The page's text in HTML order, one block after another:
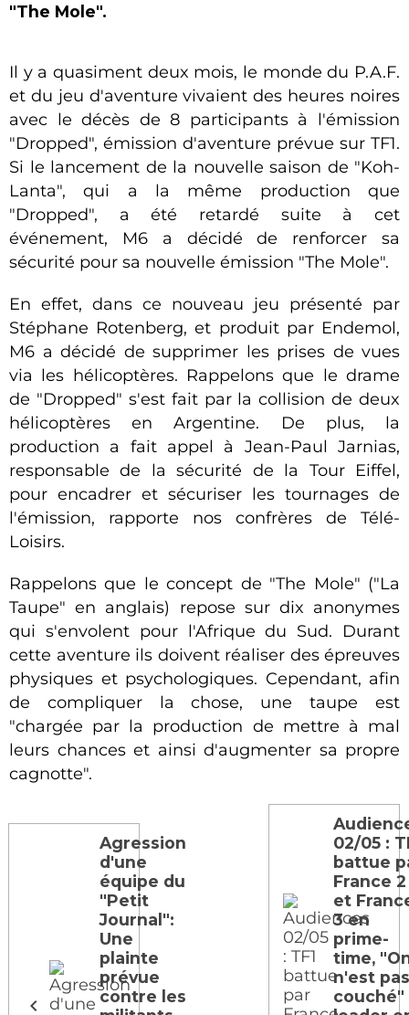
"The Mole".
Il y a quasiment deux mois, le monde du P.A.F.
et du jeu d'aventure vivaient des heures noires
avec le décès de 8 participants à l'émission
"Dropped", émission d'aventure prévue sur TF1.
Si le lancement de la nouvelle saison de "Koh-
Lanta", qui a la même production que
"Dropped", a été retardé suite à cet
événement, M6 a décidé de renforcer sa
sécurité pour sa nouvelle émission "The Mole".
En effet, dans ce nouveau jeu présenté par
Stéphane Rotenberg, et produit par Endemol,
M6 a décidé de supprimer les prises de vues
via les hélicoptères. Rappelons que le drame
de "Dropped" s'est fait par la collision de deux
hélicoptères en Argentine. De plus, la
production a fait appel à Jean-Paul Jarnias,
responsable de la sécurité de la Tour Eiffel,
pour encadrer et sécuriser les tournages de
l'émission, rapporte nos confrères de Télé-
Loisirs.
Rappelons que le concept de "The Mole" ("La
Taupe" en anglais) repose sur dix anonymes
qui s'envolent pour l'Afrique du Sud. Durant
cette aventure ils doivent réaliser des épreuves
physiques et psychologiques. Cependant, afin
de compliquer la chose, une taupe est
"chargée par la production de mettre à mal
leurs chances et ainsi d'augmenter sa propre
cagnotte".
Agression
d'une
équipe du
"Petit
Journal":
Une
plainte
prévue
contre les
02/05 :
battue
France 2
et
3 en
prime-
time,
n'est
couché"